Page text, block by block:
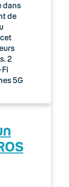
dans
de
2
5G